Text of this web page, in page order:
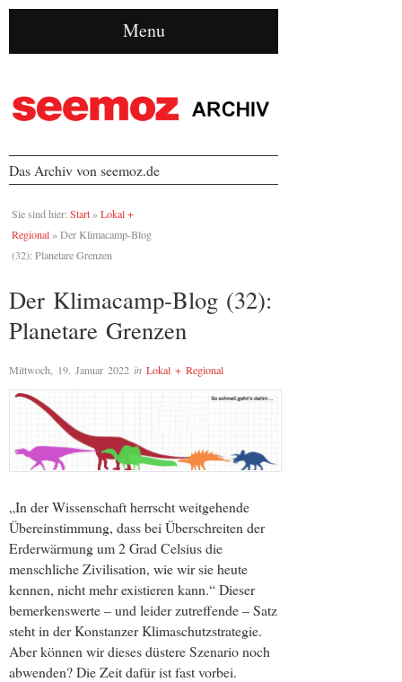
Menu
Das Archiv von seemoz.de
Sie sind hier: Start » Lokal +
Regional » Der Klimacamp-Blog
(32): Planetare Grenzen
Der Klimacamp-Blog (32):
Planetare Grenzen
Mittwoch, 19. Januar 2022 in Lokal + Regional
„In der Wissenschaft herrscht weitgehende
Übereinstimmung, dass bei Überschreiten der
Erderwärmung um 2 Grad Celsius die
menschliche Zivilisation, wie wir sie heute
kennen, nicht mehr existieren kann.“ Dieser
bemerkenswerte – und leider zutreffende – Satz
steht in der Konstanzer Klimaschutzstrategie.
Aber können wir dieses düstere Szenario noch
abwenden? Die Zeit dafür ist fast vorbei.